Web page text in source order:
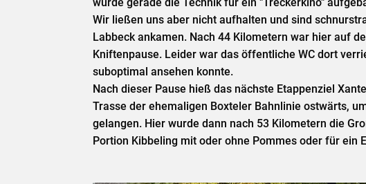
Wir ließen uns aber nicht aufhalten und sind
Labbeck ankamen. Nach 44 Kilometern war hier auf
Kniftenpause. Leider war das öffentliche WC dort
suboptimal ansehen konnte.
Nach dieser Pause hieß das nächste Etappenziel
Trasse der ehemaligen Boxteler Bahnlinie ostwärts,
gelangen. Hier wurde dann nach 53 Kilometern die
Portion Kibbeling mit oder ohne Pommes oder für ein